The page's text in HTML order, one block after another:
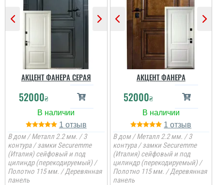
Яна
Коли дійсно по класній
АКЦЕНТ ФАНЕРА СЕРАЯ
52000₴
1
В дом / Металл 2.2 мм. / 3
контура / замки Securemme
(Италия) сейфовый и под
цилиндр (перекодируемый) /
Полотно 115 мм. / Деревянная
панель
АКЦЕНТ ФАНЕРА
52000₴
1
В дом / Металл 2.2 мм. / 3
контура / замки Securemme
(Италия) сейфовый и под
цилиндр (перекодируемый) /
Полотно 115 мм. / Деревянная
панель